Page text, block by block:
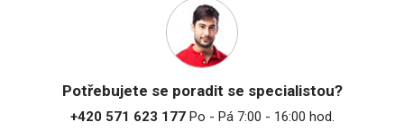
Potřebujete se poradit se specialistou?
+420 571 623 177Po - Pá 7:00 - 16:00 hod.